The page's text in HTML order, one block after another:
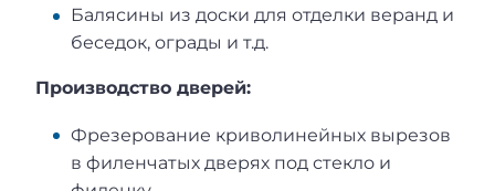
Балясины из доски для отделки веранд и
беседок, ограды и т.д.
Производство дверей:
Фрезерование криволинейных вырезов
в филенчатых дверях под стекло и